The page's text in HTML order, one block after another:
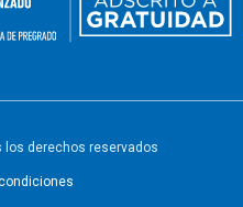
los derechos reservados